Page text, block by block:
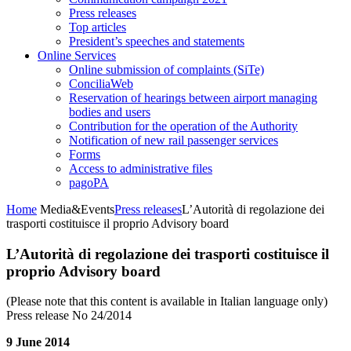
Press releases
Top articles
President’s speeches and statements
Online Services
Online submission of complaints (SiTe)
ConciliaWeb
Reservation of hearings between airport managing
bodies and users
Contribution for the operation of the Authority
Notification of new rail passenger services
Forms
Access to administrative files
pagoPA
Home Media&EventsPress releasesL’Autorità di regolazione dei
trasporti costituisce il proprio Advisory board
L’Autorità di regolazione dei trasporti costituisce il
proprio Advisory board
(Please note that this content is available in Italian language only)
Press release No 24/2014
9 June 2014